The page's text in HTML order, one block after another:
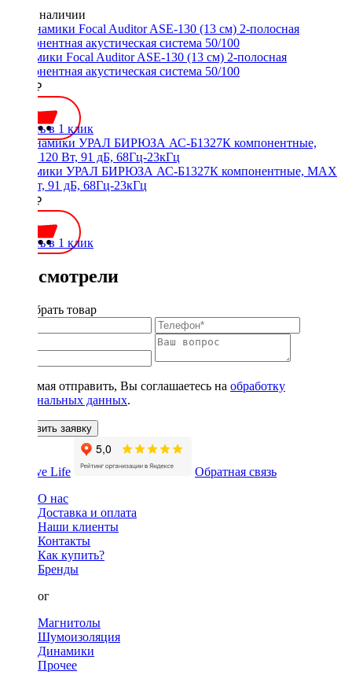
Нет в наличии
Динамики Focal Auditor ASE-130 (13 см) 2-полосная
компонентная акустическая система 50/100
8800 ₽
Купить в 1 клик
Динамики УРАЛ БИРЮЗА АС-Б1327К компонентные, MAX
120 Вт, 91 дБ, 68Гц-23кГц
4390 ₽
Купить в 1 клик
Вы смотрели
Подобрать товар
Нажимая отправить, Вы соглашаетесь на обработку
персональных данных.
Оставить заявку
Обратная связь
О нас
Доставка и оплата
Наши клиенты
Контакты
Как купить?
Бренды
Каталог
Магнитолы
Шумоизоляция
Динамики
Прочее